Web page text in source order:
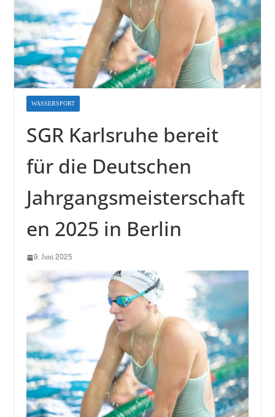
WASSERSPORT
SGR Karlsruhe bereit
für die Deutschen
Jahrgangsmeisterschaft
en 2025 in Berlin
9. Juni 2025